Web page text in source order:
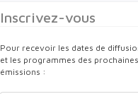
Inscrivez-vous
Pour recevoir les dates de
et les programmes des prochaines
émissions :